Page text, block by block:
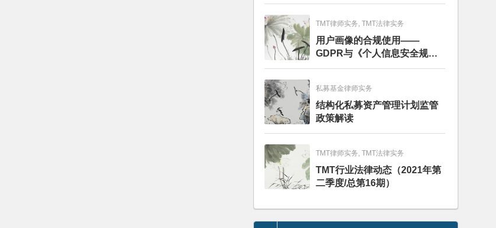
TMT律师实务, TMT法律实务
用户画像的合规使用——
GDPR与《个人信息安全规
范》的比较分析
私募基金律师实务
结构化私募资产管理计划监管
政策解读
TMT律师实务, TMT法律实务
TMT行业法律动态（2021年第
二季度/总第16期）